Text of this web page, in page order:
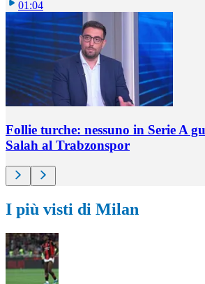
01:04
Follie turche: nessuno in Serie A
Salah al Trabzonspor
I più visti di Milan